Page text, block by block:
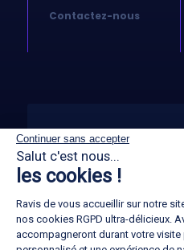
Continuer sans accepter
Salut c'est nous...
les cookies !
Ravis de vous accueillir sur notre
nos cookies RGPD ultra-délicieux.
accompagneront durant votre
Contactez-nous
© 2026 Koovea.
GTC